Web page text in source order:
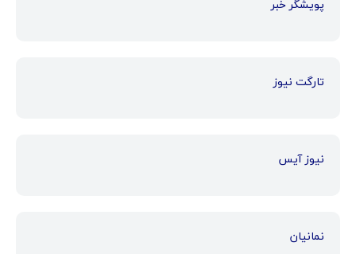
پویشگر خبر
تارگت نیوز
نیوز آیس
نمانیان